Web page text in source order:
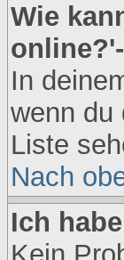
Wie
In
wenn du
Liste
Nach
Ich